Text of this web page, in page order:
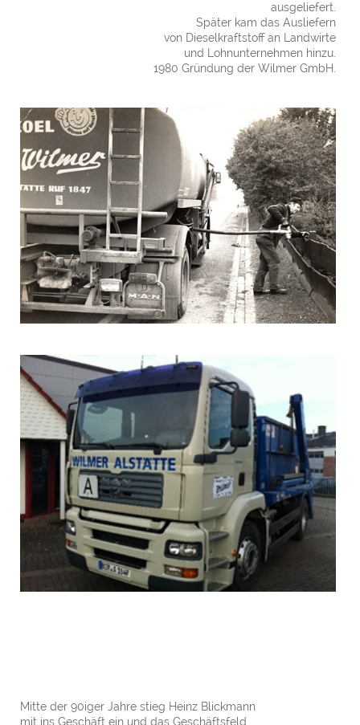
ausgeliefert.
Später kam das Ausliefern
von Dieselkraftstoff an Landwirte
und Lohnunternehmen hinzu.
1980 Gründung der Wilmer GmbH.
Mitte der 90iger Jahre stieg Heinz Blickmann
mit ins Geschäft ein und das Geschäftsfeld